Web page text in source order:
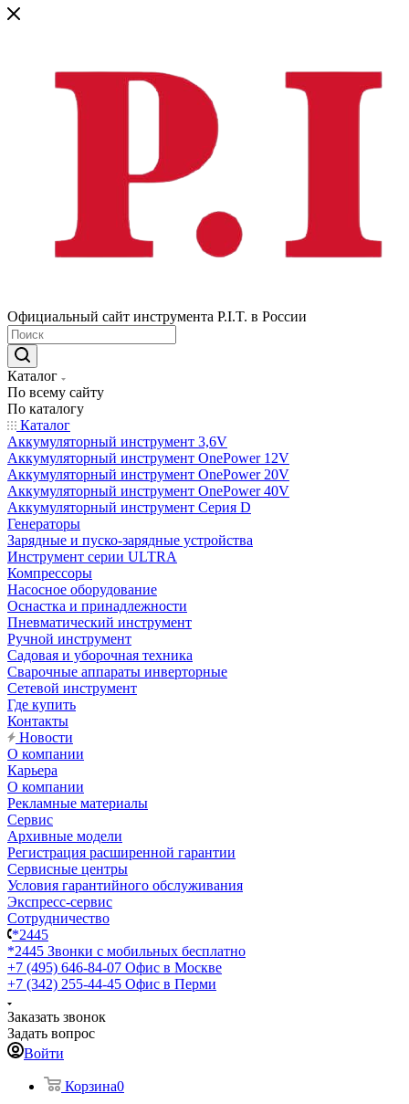
Официальный сайт инструмента P.I.T. в России
Каталог
По всему сайту
По каталогу
Каталог
Аккумуляторный инструмент 3,6V
Аккумуляторный инструмент OnePower 12V
Аккумуляторный инструмент OnePower 20V
Аккумуляторный инструмент OnePower 40V
Аккумуляторный инструмент Серия D
Генераторы
Зарядные и пуско-зарядные устройства
Инструмент серии ULTRA
Компрессоры
Насосное оборудование
Оснастка и принадлежности
Пневматический инструмент
Ручной инструмент
Садовая и уборочная техника
Сварочные аппараты инверторные
Сетевой инструмент
Где купить
Контакты
Новости
О компании
Карьера
О компании
Рекламные материалы
Сервис
Архивные модели
Регистрация расширенной гарантии
Сервисные центры
Условия гарантийного обслуживания
Экспресс-сервис
Сотрудничество
*2445
*2445 Звонки с мобильных бесплатно
+7 (495) 646-84-07 Офис в Москве
+7 (342) 255-44-45 Офис в Перми
Заказать звонок
Задать вопрос
Войти
Корзина0